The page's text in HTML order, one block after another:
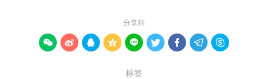
分享到
        
标签